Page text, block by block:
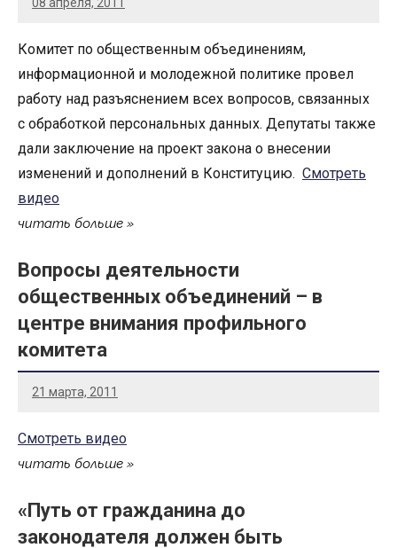
Комитет по общественным объединениям,
информационной и молодежной политике провел
работу над разъяснением всех вопросов, связанных
c обработкой персональных данных. Депутаты также
дали заключение на проект закона о внесении
изменений и дополнений в Конституцию. Смотреть
видео
читать больше
Вопросы деятельности
общественных объединений – в
центре внимания профильного
комитета
21 марта, 2011
Смотреть видео
читать больше
«Путь от гражданина до
законодателя должен быть